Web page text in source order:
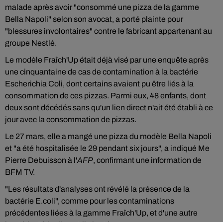
malade après avoir "consommé une pizza de la gamme
Bella Napoli" selon son avocat, a porté plainte pour
"blessures involontaires" contre le fabricant appartenant au
groupe Nestlé.
Le modèle Fraîch'Up était déjà visé par une enquête après
une cinquantaine de cas de contamination à la bactérie
Escherichia Coli, dont certains avaient pu être liés à la
consommation de ces pizzas. Parmi eux, 48 enfants, dont
deux sont décédés sans qu'un lien direct n'ait été établi à ce
jour avec la consommation de pizzas.
Le 27 mars, elle a mangé une pizza du modèle Bella Napoli
et "a été hospitalisée le 29 pendant six jours", a indiqué Me
Pierre Debuisson à l'AFP, confirmant une information de
BFM TV.
"Les résultats d'analyses ont révélé la présence de la
bactérie E.coli", comme pour les contaminations
précédentes liées à la gamme Fraîch'Up, et d'une autre